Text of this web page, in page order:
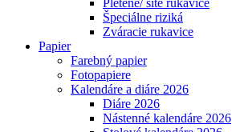
Pletené/ šité rukavice
Špeciálne riziká
Zváracie rukavice
Papier
Farebný papier
Fotopapiere
Kalendáre a diáre 2026
Diáre 2026
Nástenné kalendáre 2026